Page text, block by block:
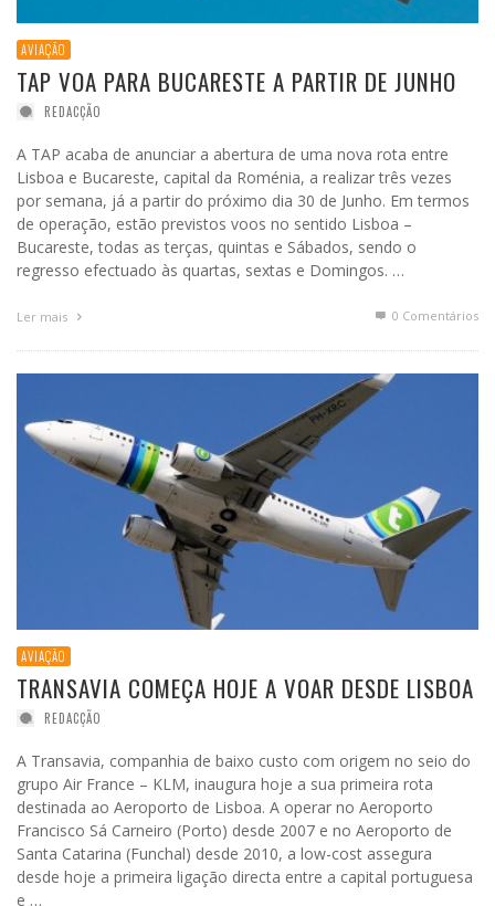
AVIAÇÃO
TAP VOA PARA BUCARESTE A PARTIR DE JUNHO
REDACÇÃO
A TAP acaba de anunciar a abertura de uma nova rota entre
Lisboa e Bucareste, capital da Roménia, a realizar três vezes
por semana, já a partir do próximo dia 30 de Junho. Em termos
de operação, estão previstos voos no sentido Lisboa –
Bucareste, todas as terças, quintas e Sábados, sendo o
regresso efectuado às quartas, sextas e Domingos. …
Ler mais 0 Comentários
AVIAÇÃO
TRANSAVIA COMEÇA HOJE A VOAR DESDE LISBOA
REDACÇÃO
A Transavia, companhia de baixo custo com origem no seio do
grupo Air France – KLM, inaugura hoje a sua primeira rota
destinada ao Aeroporto de Lisboa. A operar no Aeroporto
Francisco Sá Carneiro (Porto) desde 2007 e no Aeroporto de
Santa Catarina (Funchal) desde 2010, a low-cost assegura
desde hoje a primeira ligação directa entre a capital portuguesa
e …